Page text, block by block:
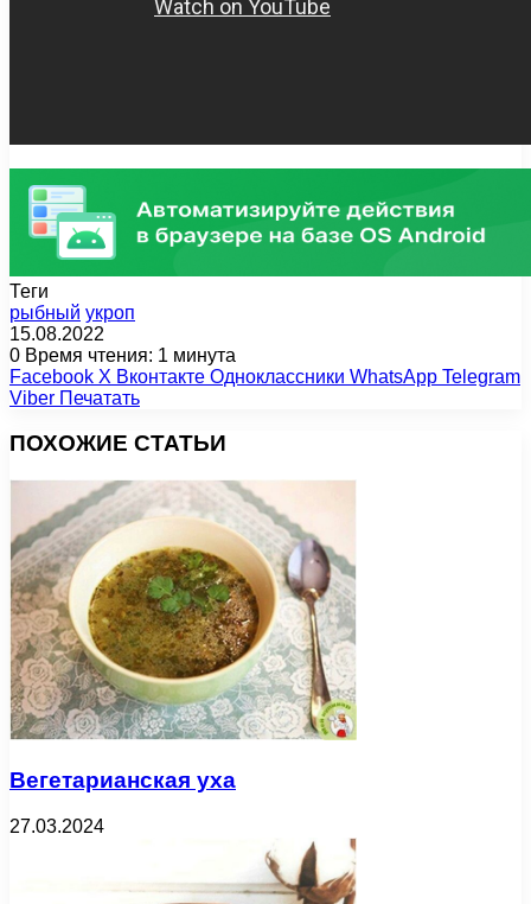
Теги
рыбный укроп
15.08.2022
0 Время чтения: 1 минута
Facebook X Вконтакте Одноклассники WhatsApp Telegram
Viber Печатать
ПОХОЖИЕ СТАТЬИ
Вегетарианская уха
27.03.2024